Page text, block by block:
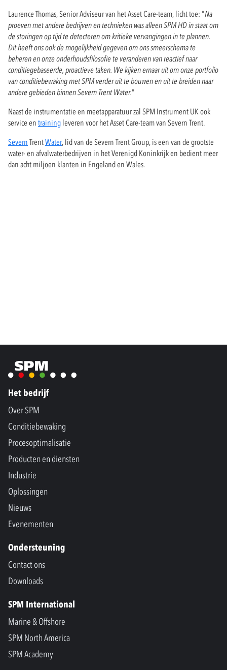
Laurence Thomas, Senior Adviseur van het Asset Care-team, licht toe: "Na
proeven met andere bedrijven en technieken was alleen SPM HD in staat om
de storingen op tijd te detecteren om kritieke vervangingen in te plannen.
Dit heeft ons ook de mogelijkheid gegeven om ons smeerschema te
beheren en onze onderhoudsfilosofie te veranderen van reactief naar
conditiegebaseerde, proactieve taken. We kijken ernaar uit om onze portfolio
van conditiebewaking met SPM verder uit te bouwen en uit te breiden naar
andere gebieden binnen Severn Trent Water."
Naast de instrumentatie en meetapparatuur zal SPM Instrument UK ook
service en training leveren voor het Asset Care-team van Severn Trent.
Severn TrentWater, lid van de Severn Trent Group, is een van de grootste
water- en afvalwaterbedrijven in het Verenigd Koninkrijk en bedient meer
dan acht miljoen klanten in Engeland en Wales.
Het bedrijf
Over SPM
Conditiebewaking
Procesoptimalisatie
Producten en diensten
Industrie
Oplossingen
Nieuws
Evenementen
Ondersteuning
Contact ons
Downloads
SPM International
Marine & Offshore
SPM North America
SPM Academy